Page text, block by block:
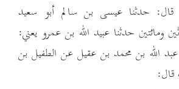
قال: حدثنا عيسى بن سالم أبو سعيد
ومائتين حدثنا عبيد الله بن عمرو يعني:
الله بن محمد بن عقيل عن الطفيل بن